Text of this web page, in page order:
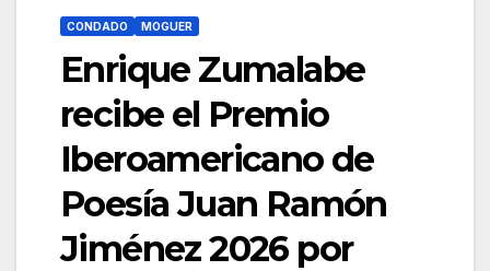
CONDADO MOGUER
Enrique Zumalabe
recibe el Premio
Iberoamericano de
Poesía Juan Ramón
Jiménez 2026 por